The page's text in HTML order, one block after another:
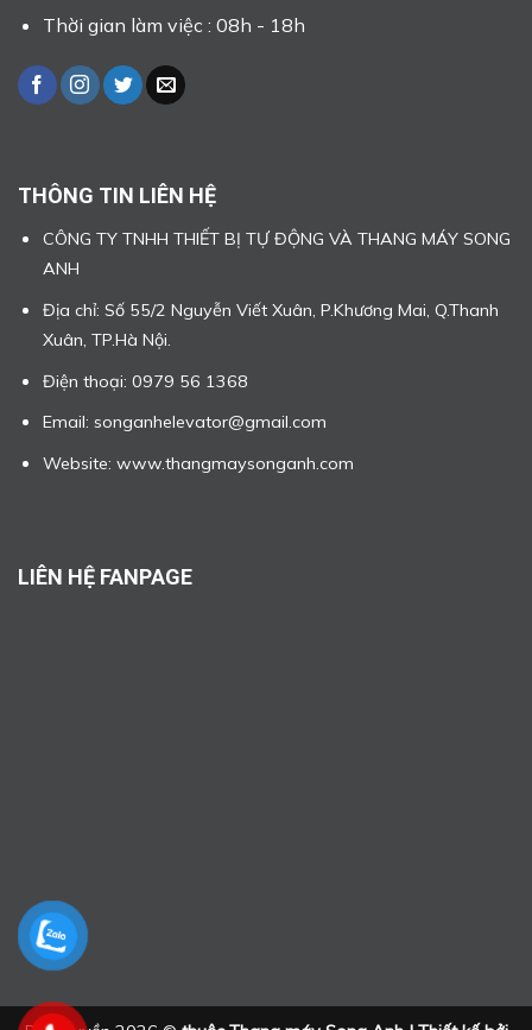
Thời gian làm việc : 08h - 18h
THÔNG TIN LIÊN HỆ
CÔNG TY TNHH THIẾT BỊ TỰ ĐỘNG VÀ THANG MÁY SONG
ANH
Địa chỉ: Số 55/2 Nguyễn Viết Xuân, P.Khương Mai, Q.Thanh
Xuân, TP.Hà Nội.
Điện thoại: 0979 56 1368
Email: songanhelevator@gmail.com
Website: www.thangmaysonganh.com
LIÊN HỆ FANPAGE